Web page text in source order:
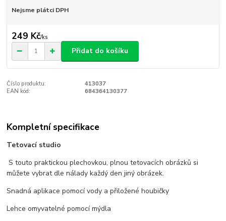
Nejsme plátci DPH
249 Kč/ks
Přidat do košíku
Číslo produktu:
413037
EAN kód:
684364130377
Kompletní specifikace
Tetovací studio
S touto praktickou plechovkou, plnou tetovacích obrázků si
můžete vybrat dle nálady každý den jiný obrázek.
Snadná aplikace pomocí vody a přiložené houbičky
Lehce omyvatelné pomocí mýdla